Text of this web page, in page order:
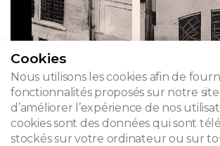
SCH33 - Sauf mention contraire © www.admirable-
photos
Cookies
Nous utilisons les cookies afin de
fonctionnalités proposés sur notre
d’améliorer l’expérience de nos
cookies sont des données qui sont
stockés sur votre ordinateur ou sur